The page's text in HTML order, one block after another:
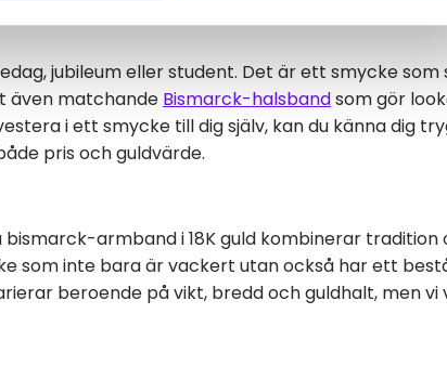
jubileum eller student. Det är ett smycke som
även matchande Bismarck-halsbandsom gör
i ett smycke till dig själv, kan du känna dig
pris och guldvärde.
armband i 18K guld kombinerar
som inte bara är vackert utan också har ett
beroende på vikt, bredd och guldhalt, men vi